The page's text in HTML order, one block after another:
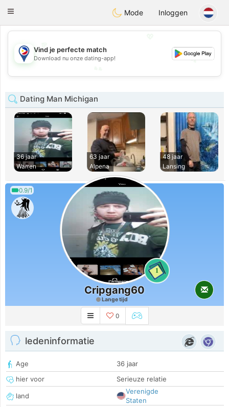
PhilippinesChat
Toggle
Mode Inloggen
💕
💕
Vind je perfecte match
Download nu onze dating-app!
Dating Man Michigan
36 jaar
Warren
63 jaar
Alpena
48 jaar
Lansing
0.9/1
1
Cripgang60
Lange tijd
0
ledeninformatie
Age
36 jaar
hier voor
Serieuze relatie
land
Verenigde
Staten